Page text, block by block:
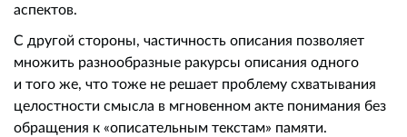
аспектов.
С другой стороны, частичность описания позволяет
множить разнообразные ракурсы описания одного
и того же, что тоже не решает проблему схватывания
целостности смысла в мгновенном акте понимания без
обращения к «описательным текстам» памяти.